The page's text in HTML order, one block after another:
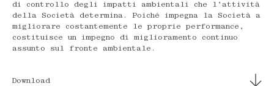
di controllo degli impatti ambientali che l’attività
della Società determina. Poiché impegna la Società a
migliorare costantemente le proprie performance,
costituisce un impegno di miglioramento continuo
assunto sul fronte ambientale.
Download